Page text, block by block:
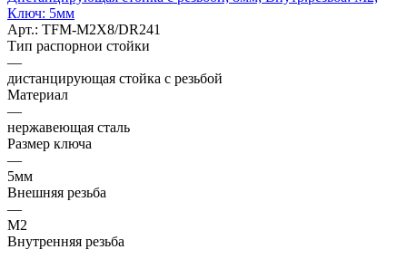
Ключ: 5мм
Арт.: TFM-M2X8/DR241
Тип распорнои стойки
—
дистанцирующая стойка с резьбой
Материал
—
нержавеющая сталь
Размер ключа
—
5мм
Внешняя резьба
—
M2
Внутренняя резьба